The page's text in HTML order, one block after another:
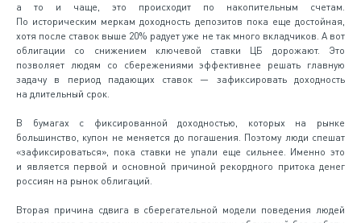
а то и чаще, это происходит по накопительным счетам.
По историческим меркам доходность депозитов пока еще достойная,
хотя после ставок выше 20% радует уже не так много вкладчиков. А вот
облигации со снижением ключевой ставки ЦБ дорожают. Это
позволяет людям со сбережениями эффективнее решать главную
задачу в период падающих ставок — зафиксировать доходность
на длительный срок.
В бумагах с фиксированной доходностью, которых на рынке
большинство, купон не меняется до погашения. Поэтому люди спешат
«зафиксироваться», пока ставки не упали еще сильнее. Именно это
и является первой и основной причиной рекордного притока денег
россиян на рынок облигаций.
Вторая причина сдвига в сберегательной модели поведения людей